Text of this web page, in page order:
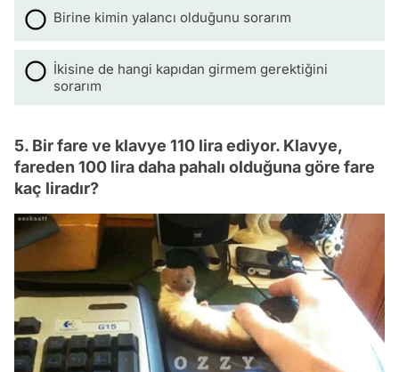
Birine kimin yalancı olduğunu sorarım
İkisine de hangi kapıdan girmem gerektiğini
sorarım
5. Bir fare ve klavye 110 lira ediyor. Klavye,
fareden 100 lira daha pahalı olduğuna göre fare
kaç liradır?